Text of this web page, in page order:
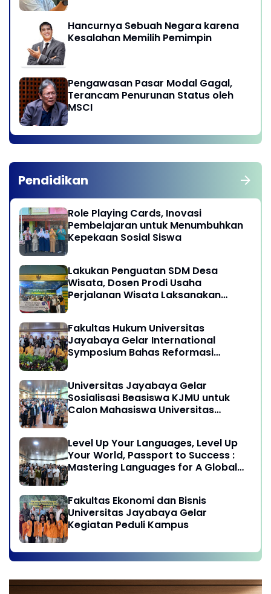
Hancurnya Sebuah Negara karena
Kesalahan Memilih Pemimpin
Pengawasan Pasar Modal Gagal,
Terancam Penurunan Status oleh
MSCI
Pendidikan
Role Playing Cards, Inovasi
Pembelajaran untuk Menumbuhkan
Kepekaan Sosial Siswa
Lakukan Penguatan SDM Desa
Wisata, Dosen Prodi Usaha
Perjalanan Wisata Laksanakan
Sukamandi Masagi - Kabupaten
Subang, Jawa Barat
Fakultas Hukum Universitas
Jayabaya Gelar International
Symposium Bahas Reformasi
Universitas Jayabaya Gelar
Sosialisasi Beasiswa KJMU untuk
Calon Mahasiswa Universitas
Level Up Your Languages, Level Up
Your World, Passport to Success :
Mastering Languages for A Global
Fakultas Ekonomi dan Bisnis
Universitas Jayabaya Gelar
Kegiatan Peduli Kampus